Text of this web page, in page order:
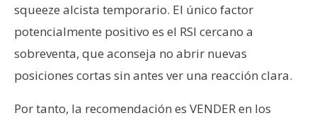
squeeze alcista temporario. El único factor
potencialmente positivo es el RSI cercano a
sobreventa, que aconseja no abrir nuevas
posiciones cortas sin antes ver una reacción clara.
Por tanto, la recomendación es VENDER en los